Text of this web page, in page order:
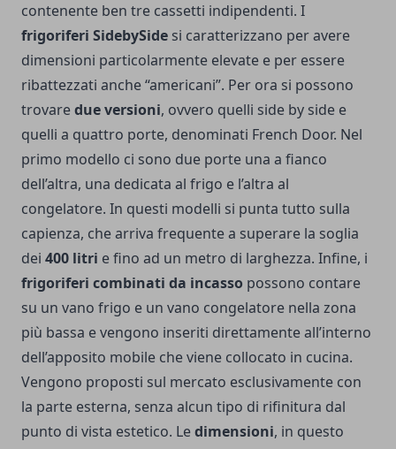
contenente ben tre cassetti indipendenti. I
frigoriferi SidebySide si caratterizzano per avere
dimensioni particolarmente elevate e per essere
ribattezzati anche “americani”. Per ora si possono
trovaredue versioni, ovvero quelli side by side e
quelli a quattro porte, denominati French Door. Nel
primo modello ci sono due porte una a fianco
dell’altra, una dedicata al frigo e l’altra al
congelatore. In questi modelli si punta tutto sulla
capienza, che arriva frequente a superare la soglia
dei 400 litri e fino ad un metro di larghezza. Infine, i
frigoriferi combinati da incasso possono contare
su un vano frigo e un vano congelatore nella zona
più bassa e vengono inseriti direttamente all’interno
dell’apposito mobile che viene collocato in cucina.
Vengono proposti sul mercato esclusivamente con
la parte esterna, senza alcun tipo di rifinitura dal
punto di vista estetico. Ledimensioni, in questo